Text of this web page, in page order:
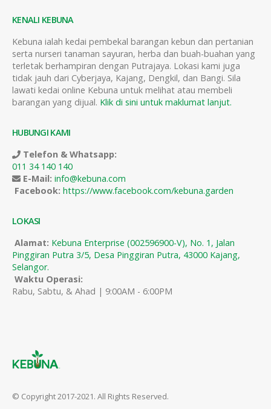
KENALI KEBUNA
Kebuna ialah kedai pembekal barangan kebun dan pertanian
serta nurseri tanaman sayuran, herba dan buah-buahan yang
terletak berhampiran dengan Putrajaya. Lokasi kami juga
tidak jauh dari Cyberjaya, Kajang, Dengkil, dan Bangi. Sila
lawati kedai online Kebuna untuk melihat atau membeli
barangan yang dijual. Klik di sini untuk maklumat lanjut.
HUBUNGI KAMI
Telefon & Whatsapp:
011 34 140 140
E-Mail: info@kebuna.com
Facebook: https://www.facebook.com/kebuna.garden
LOKASI
Alamat: Kebuna Enterprise (002596900-V), No. 1, Jalan
Pinggiran Putra 3/5, Desa Pinggiran Putra, 43000 Kajang,
Selangor.
Waktu Operasi:
Rabu, Sabtu, & Ahad | 9:00AM - 6:00PM
© Copyright 2017-2021. All Rights Reserved.